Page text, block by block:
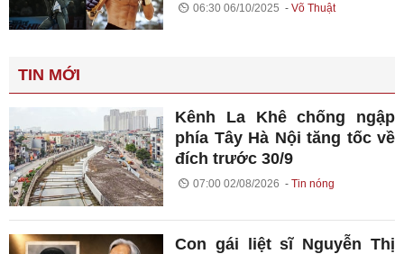
06:30 06/10/2025 Võ Thuật
TIN MỚI
Kênh La Khê chống ngập
phía Tây Hà Nội tăng tốc về
đích trước 30/9
07:00 02/08/2026 Tin nóng
Con gái liệt sĩ Nguyễn Thị